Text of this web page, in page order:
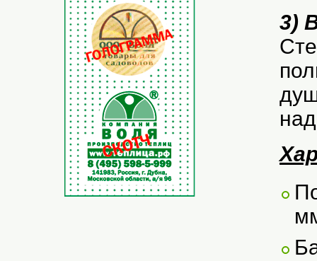
3)